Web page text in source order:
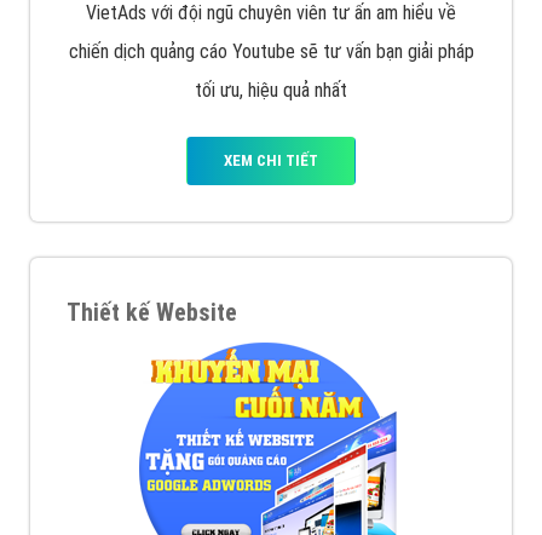
VietAds với đội ngũ chuyên viên tư ấn am hiểu về
chiến dịch quảng cáo Youtube sẽ tư vấn bạn giải pháp
tối ưu, hiệu quả nhất
XEM CHI TIẾT
Thiết kế Website